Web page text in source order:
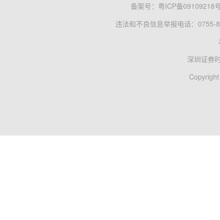
备案号： 粤ICP备09109218
违法和不良信息举报电话：0755-
深圳证券